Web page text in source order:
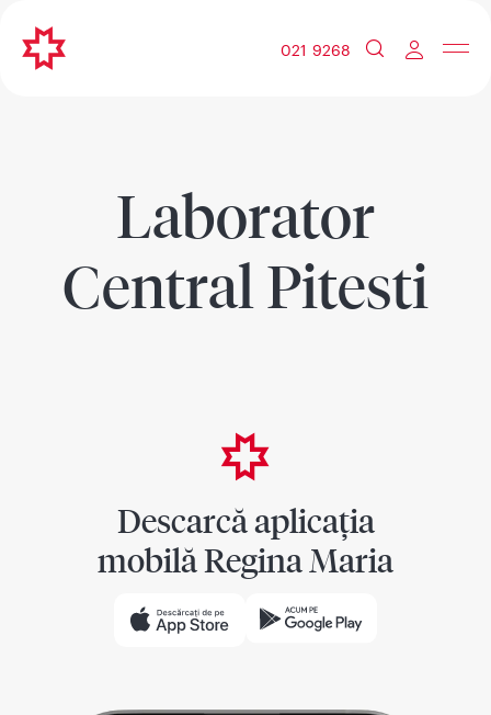
021 9268
Laborator
Central Pitesti
Descarcă aplicația
mobilă Regina Maria